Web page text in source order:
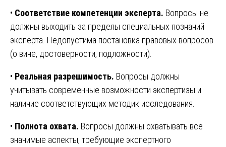
• Соответствие компетенции эксперта. Вопросы не
должны выходить за пределы специальных познаний
эксперта. Недопустима постановка правовых вопросов
(о вине, достоверности, подложности).
• Реальная разрешимость. Вопросы должны
учитывать современные возможности экспертизы и
наличие соответствующих методик исследования.
• Полнота охвата. Вопросы должны охватывать все
значимые аспекты, требующие экспертного